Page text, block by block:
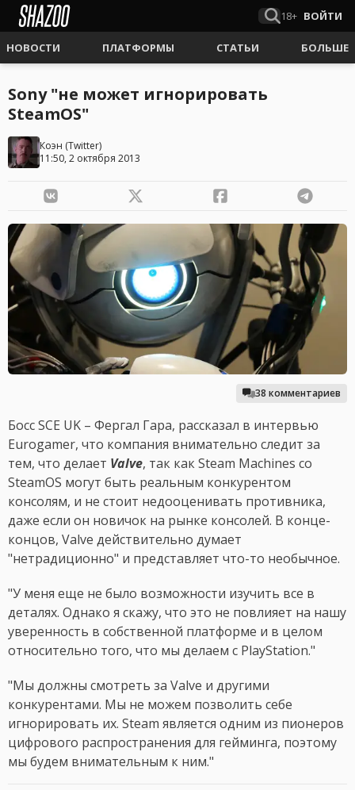
18+ ВОЙТИ
НОВОСТИ ПЛАТФОРМЫ СТАТЬИ БОЛЬШЕ
Sony "не может игнорировать
SteamOS"
Коэн (Twitter)
11:50, 2 октября 2013
38 комментариев
Босс SCE UK – Фергал Гара, рассказал в интервью
Eurogamer, что компания внимательно следит за
тем, что делает Valve, так как Steam Machines со
SteamOS могут быть реальным конкурентом
консолям, и не стоит недооценивать противника,
даже если он новичок на рынке консолей. В конце-
концов, Valve действительно думает
"нетрадиционно" и представляет что-то необычное.
"У меня еще не было возможности изучить все в
деталях. Однако я скажу, что это не повлияет на нашу
уверенность в собственной платформе и в целом
относительно того, что мы делаем с PlayStation."
"Мы должны смотреть за Valve и другими
конкурентами. Мы не можем позволить себе
игнорировать их. Steam является одним из пионеров
цифрового распространения для гейминга, поэтому
мы будем внимательным к ним."